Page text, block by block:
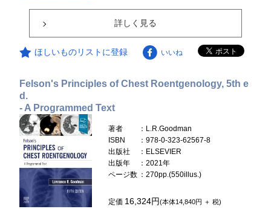
詳しく見る
ほしいものリストに登録 いいね
Felson's Principles of Chest Roentgenology, 5th e
d.
- A Programmed Text
著者
：L.R.Goodman
ISBN
：978-0-323-62567-8
出版社
：ELSEVIER
出版年
：2021年
ページ数 ：270pp.(550illus.)
定価 16,324円(本体14,840円 ＋ 税)